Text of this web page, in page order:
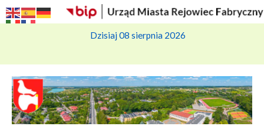
Dzisiaj 08 sierpnia 2026